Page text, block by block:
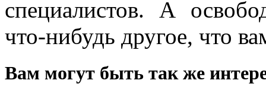
специалистов. А
что-нибудь другое, что
Вам могут быть так же